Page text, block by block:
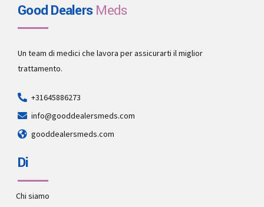
Good DealersMeds
Un team di medici che lavora per assicurarti il miglior
trattamento.
+31645886273
info@gooddealersmeds.com
gooddealersmeds.com
Di
Chi siamo